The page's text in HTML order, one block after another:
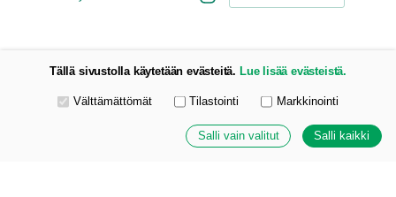
Instagram
Tällä sivustolla käytetään evästeitä. Lue lisää evästeistä.
Valitse käytettävät evästeet
Välttämättömät Tilastointi Markkinointi
Salli vain valitut Salli kaikki